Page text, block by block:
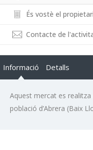
És vostè el
Contacte de
Informació Detalls
Aquest mercat es realitza
població d’Abrera (Baix